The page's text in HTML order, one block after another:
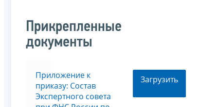
Прикрепленные
документы
Приложение к
приказу: Состав
Экспертного совета
Загрузить